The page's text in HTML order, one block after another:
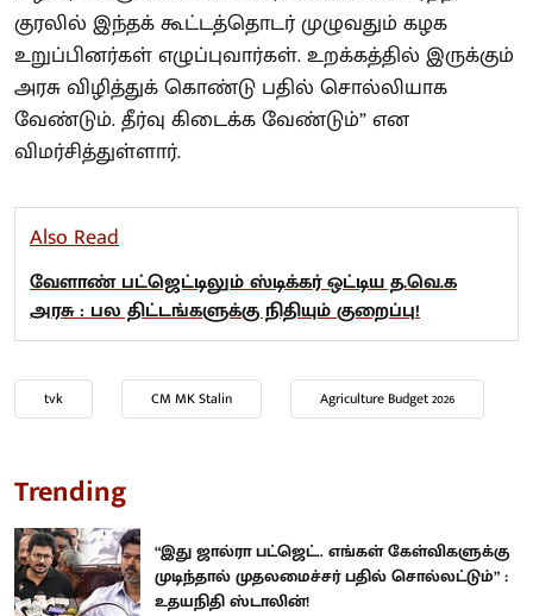
குரலில் இந்தக் கூட்டத்தொடர் முழுவதும் கழக
உறுப்பினர்கள் எழுப்புவார்கள். உறக்கத்தில் இருக்கும்
அரசு விழித்துக் கொண்டு பதில் சொல்லியாக
வேண்டும். தீர்வு கிடைக்க வேண்டும்” என
விமர்சித்துள்ளார்.
Also Read
வேளாண் பட்ஜெட்டிலும் ஸ்டிக்கர் ஒட்டிய த.வெ.க
அரசு : பல திட்டங்களுக்கு நிதியும் குறைப்பு!
tvk CM MK Stalin Agriculture Budget 2026
Trending
“இது ஜால்ரா பட்ஜெட்.. எங்கள் கேள்விகளுக்கு
முடிந்தால் முதலமைச்சர் பதில் சொல்லட்டும்” :
உதயநிதி ஸ்டாலின்!